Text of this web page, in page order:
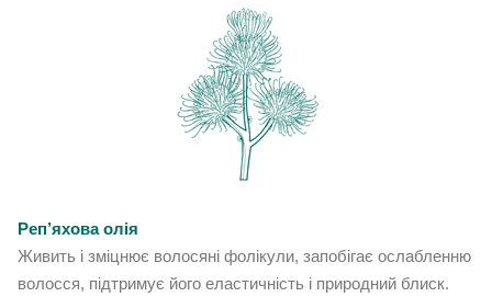
Реп’яхова олія
Живить і зміцнює волосяні фолікули, запобігає ослабленню
волосся, підтримує його еластичність і природний блиск.